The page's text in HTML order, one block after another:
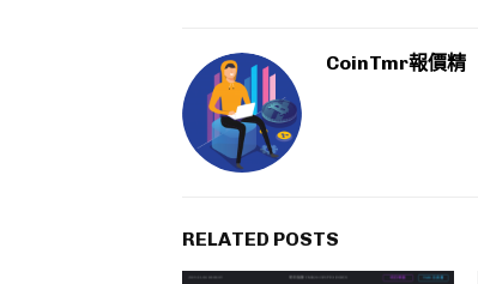
CoinTmr報價精
RELATED POSTS